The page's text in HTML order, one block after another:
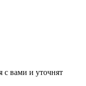
с вами и уточнят